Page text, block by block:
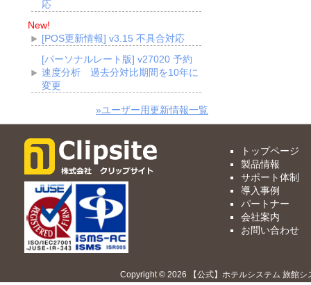
応
New!
[POS更新情報] v3.15 不具合対応
[パーソナルレート版] v27020 予約
速度分析 過去分対比期間を10年に
変更
»ユーザー用更新情報一覧
トップページ
製品情報
サポート体制
導入事例
パートナー
会社案内
お問い合わせ
Copyright © 2026 【公式】ホテルシステム 旅館